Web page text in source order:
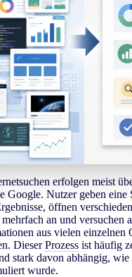
erfolgen meist
Google. Nutzer geben eine
öffnen
an und versuchen
aus vielen einzelnen
DieserProzess ist häufig
stark davon abhängig,
wurde.